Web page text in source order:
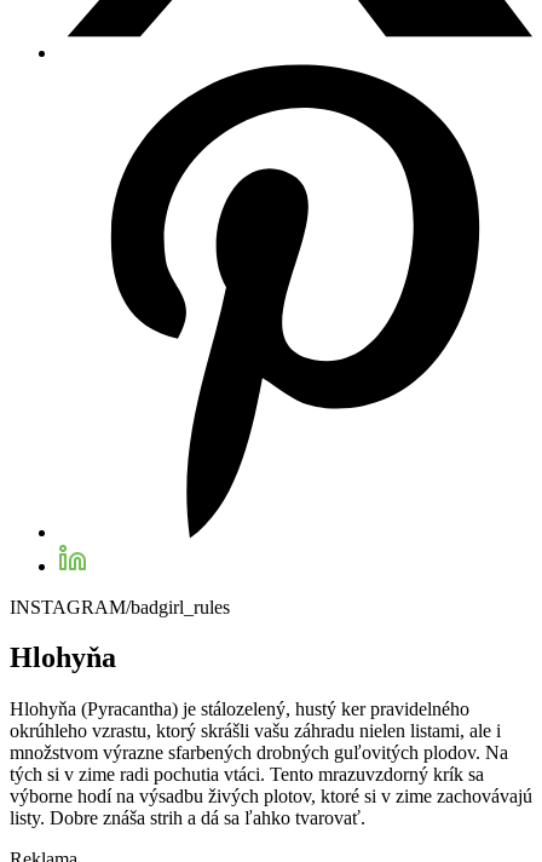
INSTAGRAM/badgirl_rules
Hlohyňa
Hlohyňa (Pyracantha) je stálozelený, hustý ker pravidelného
okrúhleho vzrastu, ktorý skrášli vašu záhradu nielen listami, ale i
množstvom výrazne sfarbených drobných guľovitých plodov. Na
tých si v zime radi pochutia vtáci. Tento mrazuvzdorný krík sa
výborne hodí na výsadbu živých plotov, ktoré si v zime zachovávajú
listy. Dobre znáša strih a dá sa ľahko tvarovať.